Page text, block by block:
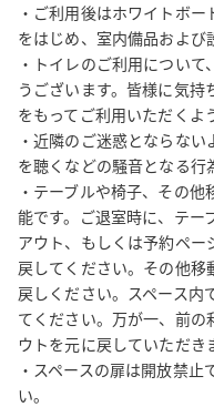
・テーブルや椅子、その
ご退室時に必ず元にお戻し
・消防設備点検をはじめ
者・業者等の立ち入りが
ください。
・ご利用いただいた方向
することがあります（送
【必ずご確認いただきたい
・予約後に届くメールを必
・ご利用後はホワイトボ
をはじめ、室内備品および
・トイレのご利用につい
うございます。皆様に気
をもってご利用いただくよ
・近隣のご迷惑とならな
を聴くなどの騒音となる行
・テーブルや椅子、その
能です。ご退室時に、テー
アウト、もしくは予約ペ
戻してください。その他
戻しください。スペース内
てください。万が一、前
ウトを元に戻していただき
・スペースの扉は開放禁
い。